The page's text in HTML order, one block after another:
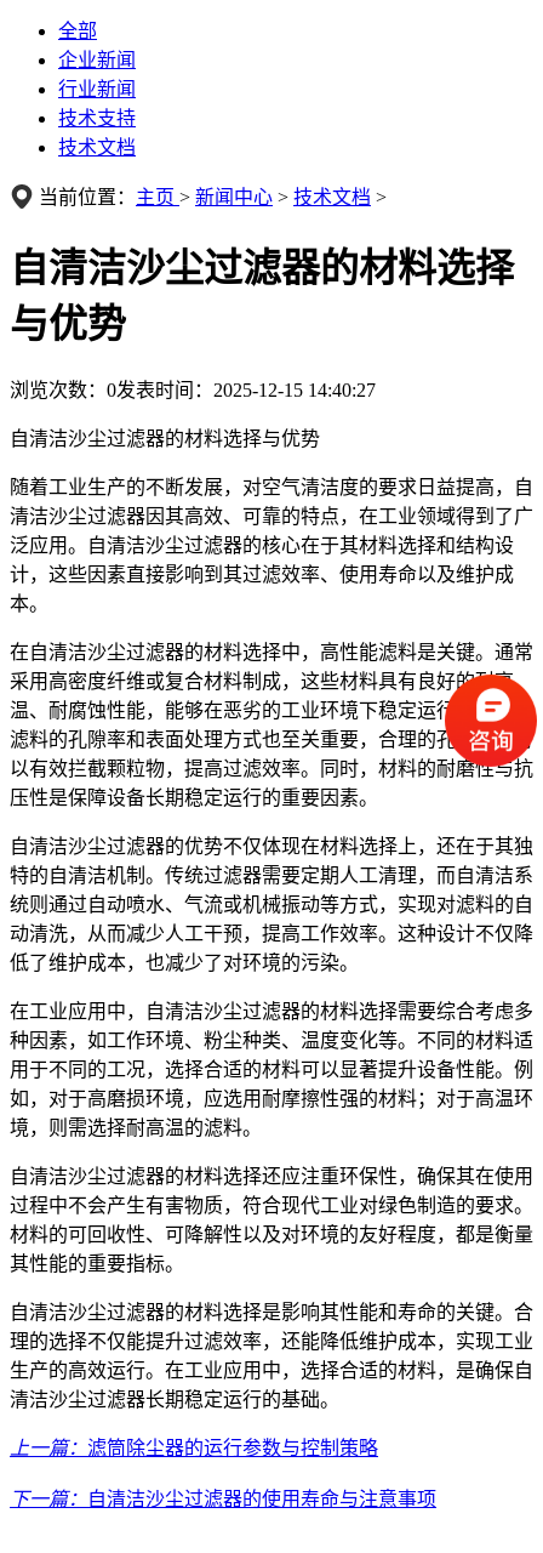
全部
企业新闻
行业新闻
技术支持
技术文档
当前位置： 主页 > 新闻中心 > 技术文档 >
自清洁沙尘过滤器的材料选择
与优势
浏览次数： 0发表时间：2025-12-15 14:40:27
自清洁沙尘过滤器的材料选择与优势
随着工业生产的不断发展，对空气清洁度的要求日益提高，自
清洁沙尘过滤器因其高效、可靠的特点，在工业领域得到了广
泛应用。自清洁沙尘过滤器的核心在于其材料选择和结构设
计，这些因素直接影响到其过滤效率、使用寿命以及维护成
本。
在自清洁沙尘过滤器的材料选择中，高性能滤料是关键。通常
采用高密度纤维或复合材料制成，这些材料具有良好的耐高
温、耐腐蚀性能，能够在恶劣的工业环境下稳定运行。此外，
滤料的孔隙率和表面处理方式也至关重要，合理的孔隙结构可
以有效拦截颗粒物，提高过滤效率。同时，材料的耐磨性与抗
压性是保障设备长期稳定运行的重要因素。
自清洁沙尘过滤器的优势不仅体现在材料选择上，还在于其独
特的自清洁机制。传统过滤器需要定期人工清理，而自清洁系
统则通过自动喷水、气流或机械振动等方式，实现对滤料的自
动清洗，从而减少人工干预，提高工作效率。这种设计不仅降
低了维护成本，也减少了对环境的污染。
在工业应用中，自清洁沙尘过滤器的材料选择需要综合考虑多
种因素，如工作环境、粉尘种类、温度变化等。不同的材料适
用于不同的工况，选择合适的材料可以显著提升设备性能。例
如，对于高磨损环境，应选用耐摩擦性强的材料；对于高温环
境，则需选择耐高温的滤料。
自清洁沙尘过滤器的材料选择还应注重环保性，确保其在使用
过程中不会产生有害物质，符合现代工业对绿色制造的要求。
材料的可回收性、可降解性以及对环境的友好程度，都是衡量
其性能的重要指标。
自清洁沙尘过滤器的材料选择是影响其性能和寿命的关键。合
理的选择不仅能提升过滤效率，还能降低维护成本，实现工业
生产的高效运行。在工业应用中，选择合适的材料，是确保自
清洁沙尘过滤器长期稳定运行的基础。
上一篇： 滤筒除尘器的运行参数与控制策略
下一篇： 自清洁沙尘过滤器的使用寿命与注意事项